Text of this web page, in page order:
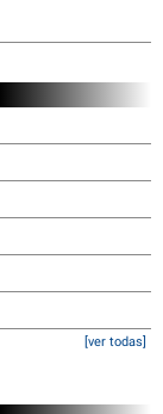
[ver todas]